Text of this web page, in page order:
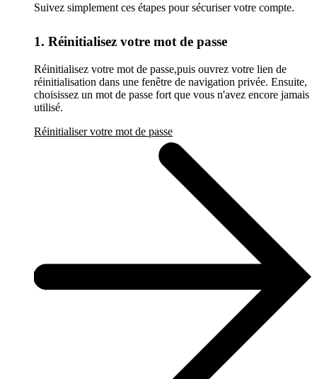
Suivez simplement ces étapes pour sécuriser votre compte.
1. Réinitialisez votre mot de passe
Réinitialisez votre mot de passe,puis ouvrez votre lien de
réinitialisation dans une fenêtre de navigation privée. Ensuite,
choisissez un mot de passe fort que vous n'avez encore jamais
utilisé.
Réinitialiser votre mot de passe